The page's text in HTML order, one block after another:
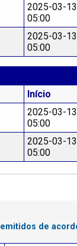
2025-03-13
05:00
2025-03-13
05:00
Início
2025-03-13
05:00
2025-03-13
05:00
de